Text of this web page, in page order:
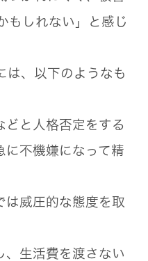
もしれない」と感じ
は、以下のようなも
どと人格否定をする
に不機嫌になって精
は威圧的な態度を取
、生活費を渡さない